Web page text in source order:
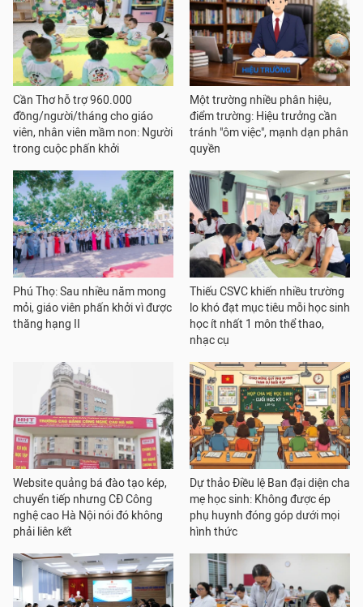
Cần Thơ hỗ trợ 960.000
đồng/người/tháng cho giáo
viên, nhân viên mầm non: Người
trong cuộc phấn khởi
Một trường nhiều phân hiệu,
điểm trường: Hiệu trưởng cần
tránh "ôm việc", mạnh dạn phân
quyền
Phú Thọ: Sau nhiều năm mong
mỏi, giáo viên phấn khởi vì được
thăng hạng II
Thiếu CSVC khiến nhiều trường
lo khó đạt mục tiêu mỗi học sinh
học ít nhất 1 môn thể thao,
nhạc cụ
Website quảng bá đào tạo kép,
chuyển tiếp nhưng CĐ Công
nghệ cao Hà Nội nói đó không
phải liên kết
Dự thảo Điều lệ Ban đại diện cha
mẹ học sinh: Không được ép
phụ huynh đóng góp dưới mọi
hình thức